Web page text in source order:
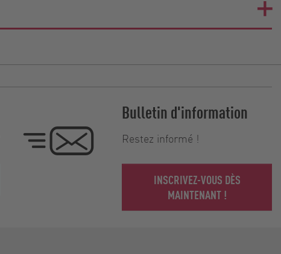
Bulletin d'information
Restez informé !
INSCRIVEZ-VOUS DÈS
MAINTENANT !